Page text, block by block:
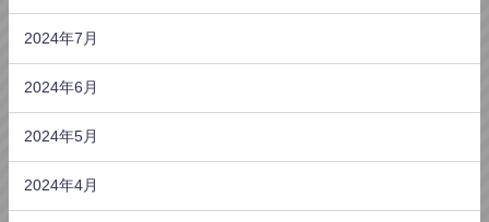
2024年7月
2024年6月
2024年5月
2024年4月